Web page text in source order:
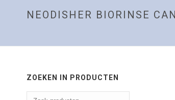
NEODISHER BIORINSE
ZOEKEN IN PRODUCTEN